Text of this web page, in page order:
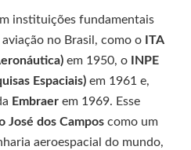
instituições fundamentais
no Brasil, como o ITA
em 1950, o
INPE
Espaciais) em 1961 e,
Embraer em 1969. Esse
José dos Campos como um
aeroespacial do mundo,